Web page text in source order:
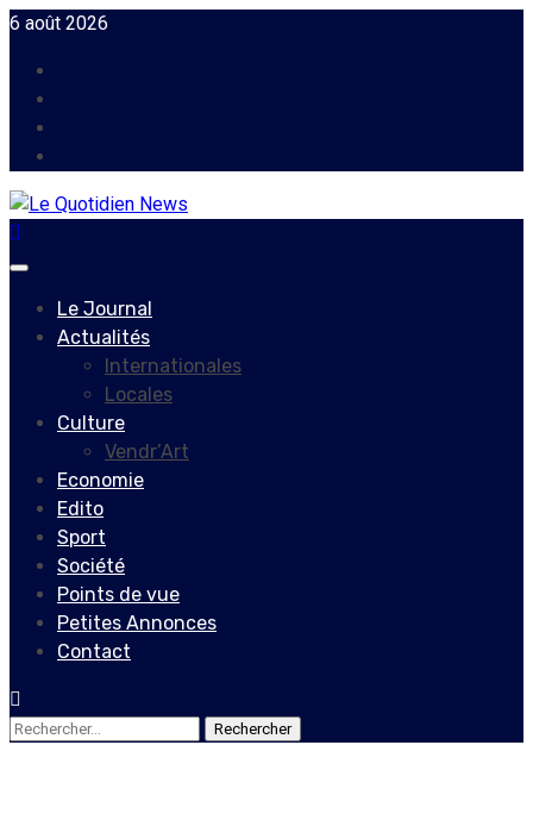
Skip
content
6 août 2026
Primary
Le Journal
Actualités
Internationales
Locales
Culture
Vendr’Art
Economie
Edito
Sport
Société
Points de vue
Petites Annonces
Contact
Rechercher :